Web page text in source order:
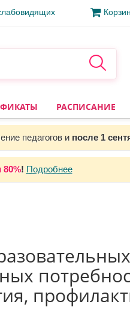
РАСПИСАНИЕ
педагогов и после 1
80%! Подробнее